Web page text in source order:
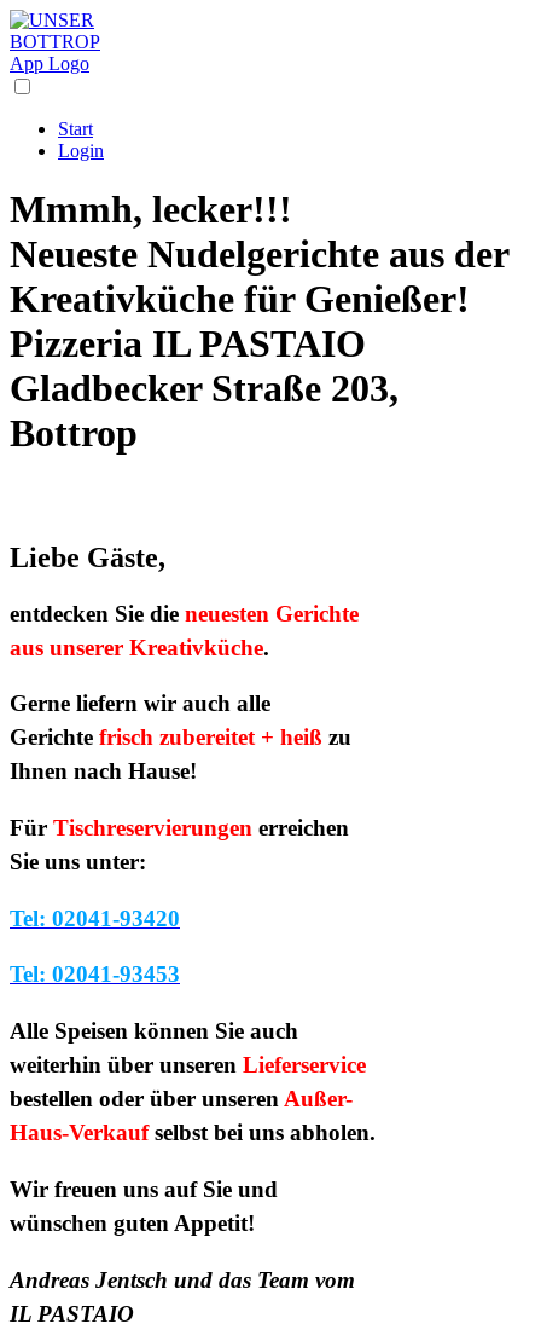
Start
Login
Mmmh, lecker!!!
Neueste Nudelgerichte aus der
Kreativküche für Genießer!
Pizzeria IL PASTAIO
Gladbecker Straße 203,
Bottrop
Liebe Gäste,
entdecken Sie die neuesten Gerichte
aus unserer Kreativküche.
Gerne liefern wir auch alle
Gerichte frisch zubereitet + heiß zu
Ihnen nach Hause!
Für Tischreservierungen erreichen
Sie uns unter:
Tel: 02041-93420
Tel: 02041-93453
Alle Speisen können Sie auch
weiterhin über unseren Lieferservice
bestellen oder über unseren Außer-
Haus-Verkaufselbst bei uns abholen.
Wir freuen uns auf Sie und
wünschen guten Appetit!
Andreas Jentsch und das Team vom
IL PASTAIO